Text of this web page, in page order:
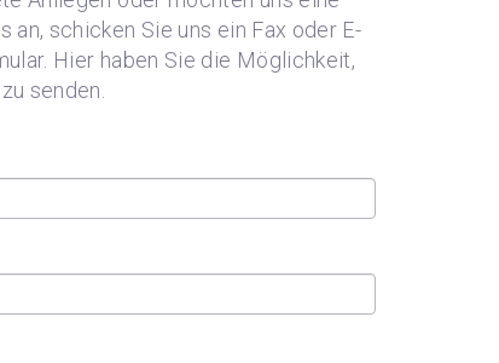
an, schicken Sie uns ein Fax oder E-
Hier haben Sie die Möglichkeit,
senden.